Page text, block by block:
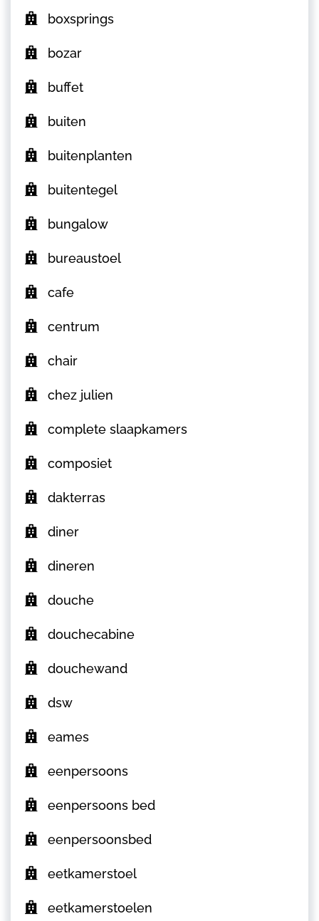
boxsprings
bozar
buffet
buiten
buitenplanten
buitentegel
bungalow
bureaustoel
cafe
centrum
chair
chez julien
complete slaapkamers
composiet
dakterras
diner
dineren
douche
douchecabine
douchewand
dsw
eames
eenpersoons
eenpersoons bed
eenpersoonsbed
eetkamerstoel
eetkamerstoelen